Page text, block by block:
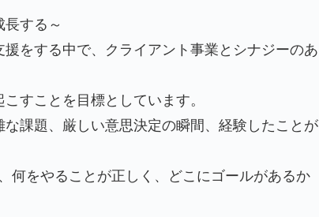
する～
をする中で、クライアント事業とシナジーのあ
すことを目標としています。
課題、厳しい意思決定の瞬間、経験したことが
何をやることが正しく、どこにゴールがあるか